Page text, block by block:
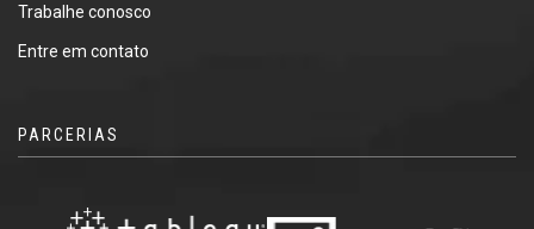
Trabalhe conosco
Entre em contato
PARCERIAS